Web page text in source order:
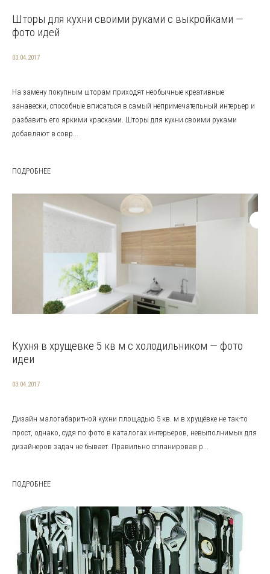
Шторы для кухни своими руками с выкройками —
фото идей
03.04.2017
На замену покупным шторам приходят необычные креативные
занавески, способные вписаться в самый непримечательный интерьер и
разбавить его яркими красками. Шторы для кухни своими руками
добавляют в совр...
ПОДРОБНЕЕ
Кухня в хрущевке 5 кв м с холодильником — фото
идеи
03.04.2017
Дизайн малогабаритной кухни площадью 5 кв. м в хрущёвке не так-то
прост, однако, судя по фото в каталогах интерьеров, невыполнимых для
дизайнеров задач не бывает. Правильно спланировав р...
ПОДРОБНЕЕ